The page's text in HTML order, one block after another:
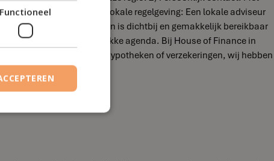
hebt. 3) Kennis van lokale regelgeving: Een lokale adviseur
adviseur in Herfelingen is dichtbij en gemakkelijk bereikbaar
te passen aan jouw drukke agenda. Bij House of Finance in
beleggen, hypotheken of verzekeringen, wij hebben
Functioneel